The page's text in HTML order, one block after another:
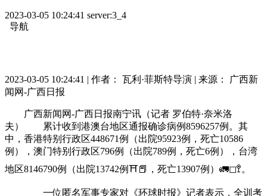
2023-03-05 10:24:41 server:3_4
导航
2023-03-05 10:24:41 | 作者： 瓦利·菲斯特导演 | 来源： 广西新
闻网-广西日报
广西新闻网-广西日报南宁讯（记者 罗伯特·奈米洛
夫） 累计收到港澳台地区通报确诊病例8596257例。其
中，香港特别行政区448671例（出院95923例，死亡10586
例），澳门特别行政区796例（出院789例，死亡6例），台湾
地区8146790例（出院13742例⛩📕，死亡13907例）🚛◻🚏。
一位匿名军事专家对《环球时报》记者表示，全训考